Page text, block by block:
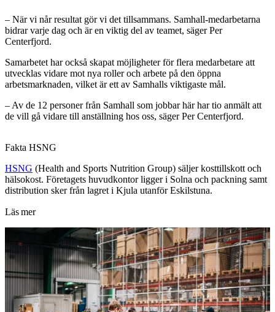
– När vi når resultat gör vi det tillsammans. Samhall-medarbetarna
bidrar varje dag och är en viktig del av teamet, säger Per
Centerfjord.
Samarbetet har också skapat möjligheter för flera medarbetare att
utvecklas vidare mot nya roller och arbete på den öppna
arbetsmarknaden, vilket är ett av Samhalls viktigaste mål.
– Av de 12 personer från Samhall som jobbar här har tio anmält att
de vill gå vidare till anställning hos oss, säger Per Centerfjord.
Fakta HSNG
HSNG (Health and Sports Nutrition Group) säljer kosttillskott och
hälsokost. Företagets huvudkontor ligger i Solna och packning samt
distribution sker från lagret i Kjula utanför Eskilstuna.
Läs mer